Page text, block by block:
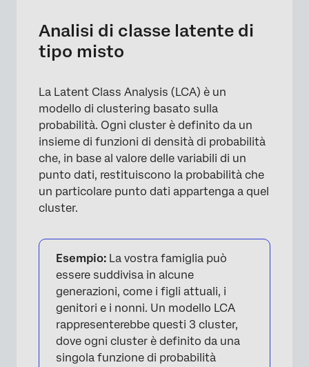
Analisi di classe latente di
tipo misto
La Latent Class Analysis (LCA) è un
modello di clustering basato sulla
probabilità. Ogni cluster è definito da un
insieme di funzioni di densità di probabilità
che, in base al valore delle variabili di un
punto dati, restituiscono la probabilità che
un particolare punto dati appartenga a quel
cluster.
Esempio: La vostra famiglia può
essere suddivisa in alcune
generazioni, come i figli attuali, i
genitori e i nonni. Un modello LCA
rappresenterebbe questi 3 cluster,
dove ogni cluster è definito da una
singola funzione di probabilità